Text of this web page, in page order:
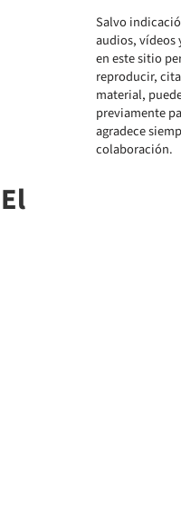
Salvo
audios, vídeos
en este sitio
reproducir,
material,
previamente
agradece
colaboración.